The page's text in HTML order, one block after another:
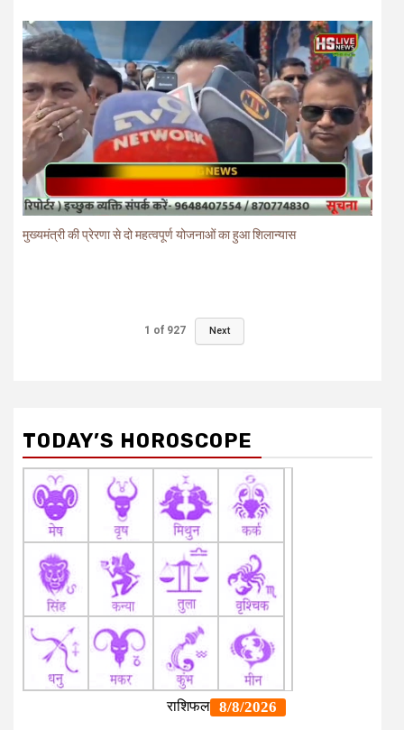
मुख्यमंत्री की प्रेरणा से दो महत्वपूर्ण योजनाओं का हुआ शिलान्यास
1 of 927 Next
TODAY’S HOROSCOPE